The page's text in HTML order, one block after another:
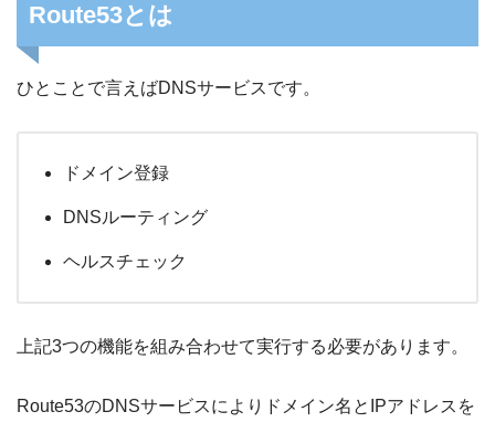
Route53とは
ひとことで言えばDNSサービスです。
ドメイン登録
DNSルーティング
ヘルスチェック
上記3つの機能を組み合わせて実行する必要があります。
Route53のDNSサービスによりドメイン名とIPアドレスを